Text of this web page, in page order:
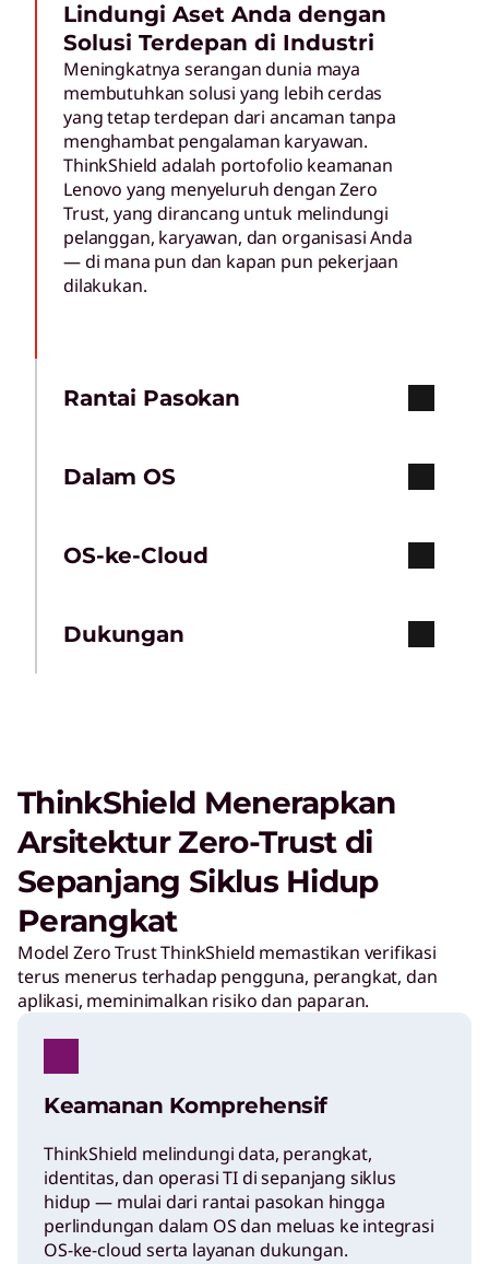
Lindungi Aset Anda dengan
Solusi Terdepan di Industri
Meningkatnya serangan dunia maya
membutuhkan solusi yang lebih cerdas
yang tetap terdepan dari ancaman tanpa
menghambat pengalaman karyawan.
ThinkShield adalah portofolio keamanan
Lenovo yang menyeluruh dengan Zero
Trust, yang dirancang untuk melindungi
pelanggan, karyawan, dan organisasi Anda
— di mana pun dan kapan pun pekerjaan
dilakukan.
Rantai Pasokan
Dalam OS
OS-ke-Cloud
Dukungan
ThinkShield Menerapkan
Arsitektur Zero-Trust di
Sepanjang Siklus Hidup
Perangkat
Model Zero Trust ThinkShield memastikan verifikasi
terus menerus terhadap pengguna, perangkat, dan
aplikasi, meminimalkan risiko dan paparan.
Keamanan Komprehensif
ThinkShield melindungi data, perangkat,
identitas, dan operasi TI di sepanjang siklus
hidup — mulai dari rantai pasokan hingga
perlindungan dalam OS dan meluas ke integrasi
OS-ke-cloud serta layanan dukungan.